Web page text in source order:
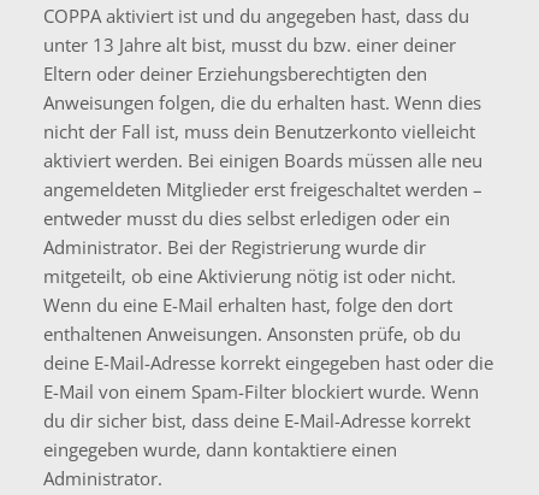
COPPAaktiviert ist und du angegeben hast, dass du
unter 13 Jahre alt bist, musst du bzw. einer deiner
Eltern oder deiner Erziehungsberechtigten den
Anweisungen folgen, die du erhalten hast. Wenn dies
nicht der Fall ist, muss dein Benutzerkonto vielleicht
aktiviert werden. Bei einigen Boards müssen alle neu
angemeldeten Mitglieder erst freigeschaltet werden –
entweder musst du dies selbst erledigen oder ein
Administrator. Bei der Registrierung wurde dir
mitgeteilt, ob eine Aktivierung nötig ist oder nicht.
Wenn du eine E-Mail erhalten hast, folge den dort
enthaltenen Anweisungen. Ansonsten prüfe, ob du
deine E-Mail-Adresse korrekt eingegeben hast oder die
E-Mail von einem Spam-Filter blockiert wurde. Wenn
du dir sicher bist, dass deine E-Mail-Adresse korrekt
eingegeben wurde, dann kontaktiere einen
Administrator.